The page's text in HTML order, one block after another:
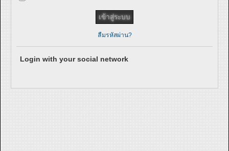
ลืมรหัสผ่าน?
Login with your social network